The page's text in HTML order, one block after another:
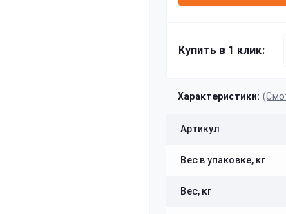
Купить в 1 клик:
Характеристики:
Артикул
Вес в упаковке, кг
Вес, кг